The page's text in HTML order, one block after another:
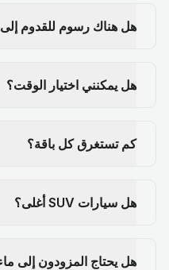
هل هناك رسوم للقدوم
هل يمكنني اختيار الوقت؟
كم تستغرق كل باقة؟
هل سيارات SUV أغلى؟
هل يحتاج المزودون إلى